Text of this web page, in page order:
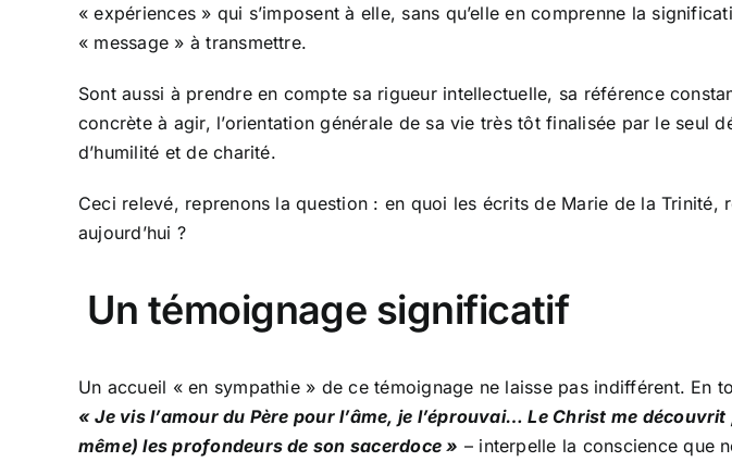
« expériences » qui s’imposent à elle, sans qu’elle en comprenne la
« message » à transmettre.
Sont aussi à prendre en compte sa rigueur intellectuelle, sa référence
concrète à agir, l’orientation générale de sa vie très tôt finalisée par le
d’humilité et de charité.
Ceci relevé, reprenons la question : en quoi les écrits de Marie de la
aujourd’hui ?
Un témoignage significatif
Un accueil « en sympathie » de ce témoignage ne laisse pas indifférent. En
« Je vis l’amour du Père pour l’âme, je l’éprouvai… Le Christ me
même) les profondeurs de son sacerdoce » – interpelle la conscience que